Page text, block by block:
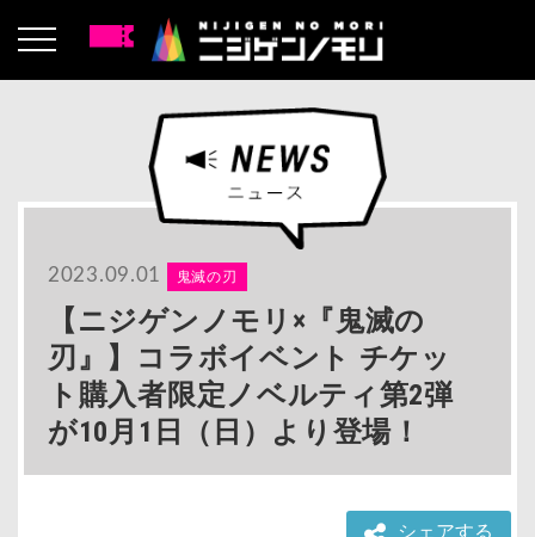
2023.09.01 鬼滅の刃
【ニジゲンノモリ×『鬼滅の
刃』】コラボイベント チケッ
ト購入者限定ノベルティ第2弾
が10月1日（日）より登場！
シェアする